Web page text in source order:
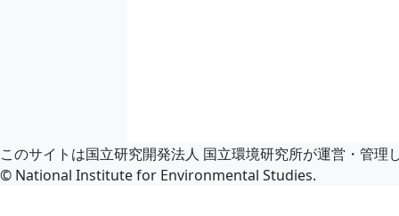
このサイトは国立研究開発法人 国立環境研究所が運営・管理
© National Institute for Environmental Studies.